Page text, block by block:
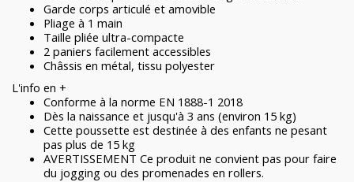
Garde corps articulé et amovible
Pliage à 1 main
Taille pliée ultra-compacte
2 paniers facilement accessibles
Châssis en métal, tissu polyester
L'info en +
Conforme à la norme EN 1888-1 2018
Dès la naissance et jusqu'à 3 ans (environ 15 kg)
Cette poussette est destinée à des enfants ne pesant
pas plus de 15 kg
AVERTISSEMENT Ce produit ne convient pas pour faire
du jogging ou des promenades en rollers.